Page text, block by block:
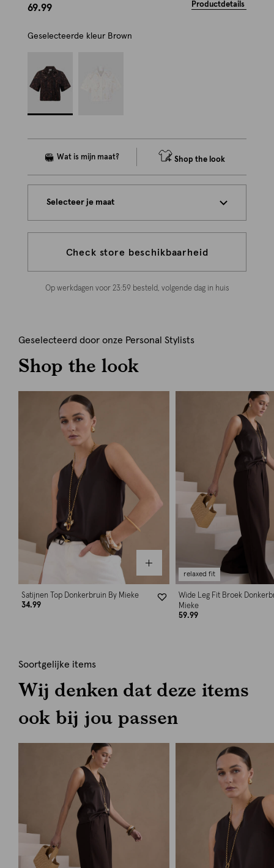
69.99 Productdetails
Geselecteerde kleur Brown
Shop the look
Selecteer je maat
Check store beschikbaarheid
Op werkdagen voor 23:59 besteld, volgende dag in huis
Geselecteerd door onze Personal Stylists
Shop the look
Satijnen Top Donkerbruin By Mieke
34.99
relaxed fit
Wide Leg Fit Broek
Mieke
59.99
Soortgelijke items
Wij denken dat deze items
ook bij jou passen